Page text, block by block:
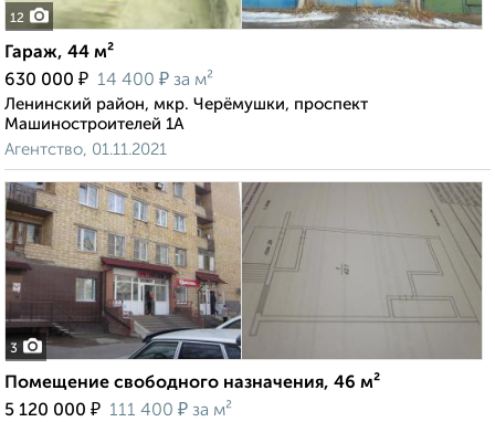
12
Гараж, 44 м²
630 000 ₽ 14 400 ₽ за м²
Ленинский район, мкр. Черёмушки, проспект
Машиностроителей 1А
Агентство, 01.11.2021
3
Помещение свободного назначения, 46 м²
5 120 000 ₽ 111 400 ₽ за м²